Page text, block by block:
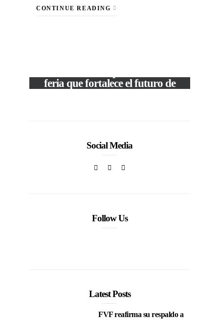
CONTINUE READING
feria que fortalece el futuro de
Social Media
Follow Us
Latest Posts
FVF reafirma su respaldo a